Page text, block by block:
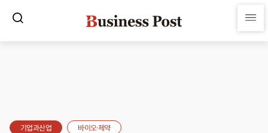
기업과산업 바이오·제약